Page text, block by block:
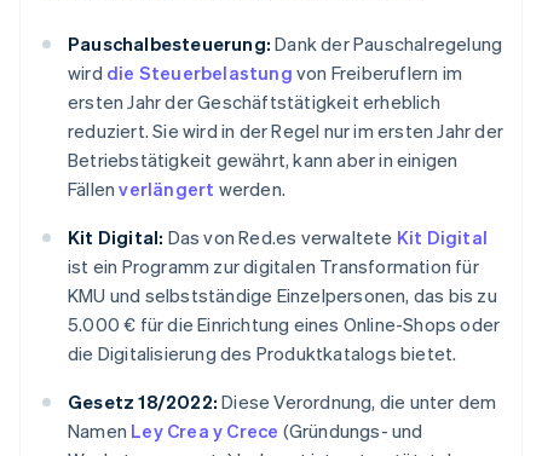
Pauschalbesteuerung: Dank der Pauschalregelung
wird die Steuerbelastung von Freiberuflern im
ersten Jahr der Geschäftstätigkeit erheblich
reduziert. Sie wird in der Regel nur im ersten Jahr der
Betriebstätigkeit gewährt, kann aber in einigen
Fällenverlängert werden.
Kit Digital: Das von Red.es verwaltete Kit Digital
ist ein Programm zur digitalen Transformation für
KMU und selbstständige Einzelpersonen, das bis zu
5.000 € für die Einrichtung eines Online-Shops oder
die Digitalisierung des Produktkatalogs bietet.
Gesetz 18/2022: Diese Verordnung, die unter dem
Namen Ley Crea y Crece (Gründungs- und